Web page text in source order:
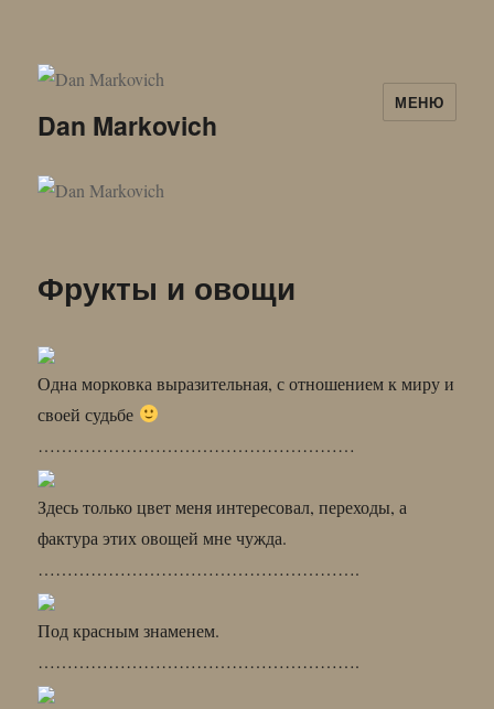
Dan Markovich
МЕНЮ
Фрукты и овощи
Одна морковка выразительная, с отношением к миру и
своей судьбе
………………………………………………
Здесь только цвет меня интересовал, переходы, а
фактура этих овощей мне чужда.
……………………………………………….
Под красным знаменем.
……………………………………………….